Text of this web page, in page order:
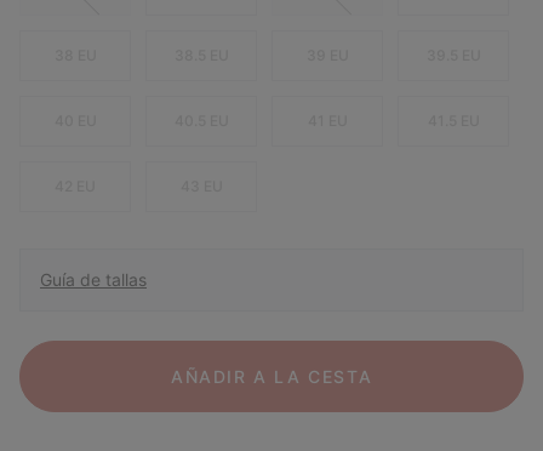
Guía de tallas
AÑADIR A LA CESTA